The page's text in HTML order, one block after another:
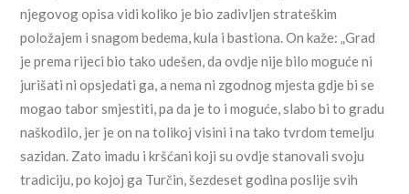
njegovog opisa vidi koliko je bio zadivljen strateškim
položajem i snagom bedema, kula i bastiona. On kaže: „Grad
je prema rijeci bio tako udešen, da ovdje nije bilo moguće ni
jurišati ni opsjedati ga, a nema ni zgodnog mjesta gdje bi se
mogao tabor smjestiti, pa da je to i moguće, slabo bi to gradu
naškodilo, jer je on na tolikoj visini i na tako tvrdom temelju
sazidan. Zato imadu i kršćani koji su ovdje stanovali svoju
tradiciju, po kojoj ga Turčin, šezdeset godina poslije svih